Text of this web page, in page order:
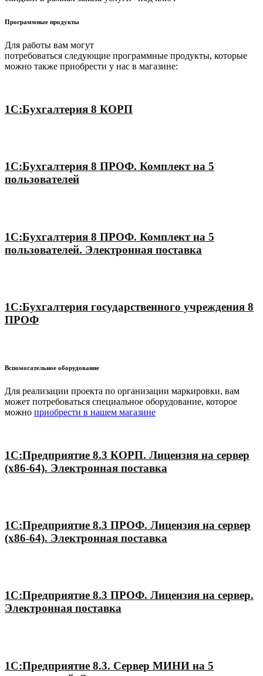
Программные продукты
Для работы вам могут
потребоваться следующие программные продукты, которые
можно также приобрести у нас в магазине:
1С:Бухгалтерия 8 КОРП
1С:Бухгалтерия 8 ПРОФ. Комплект на 5
пользователей
1С:Бухгалтерия 8 ПРОФ. Комплект на 5
пользователей. Электронная поставка
1С:Бухгалтерия государственного учреждения 8
ПРОФ
Вспомогательное оборудование
Для реализации проекта по организации маркировки, вам
может потребоваться специальное оборудование, которое
можно приобрести в нашем магазине
1С:Предприятие 8.3 КОРП. Лицензия на сервер
(x86-64). Электронная поставка
1С:Предприятие 8.3 ПРОФ. Лицензия на сервер
(x86-64). Электронная поставка
1С:Предприятие 8.3 ПРОФ. Лицензия на сервер.
Электронная поставка
1С:Предприятие 8.3. Сервер МИНИ на 5